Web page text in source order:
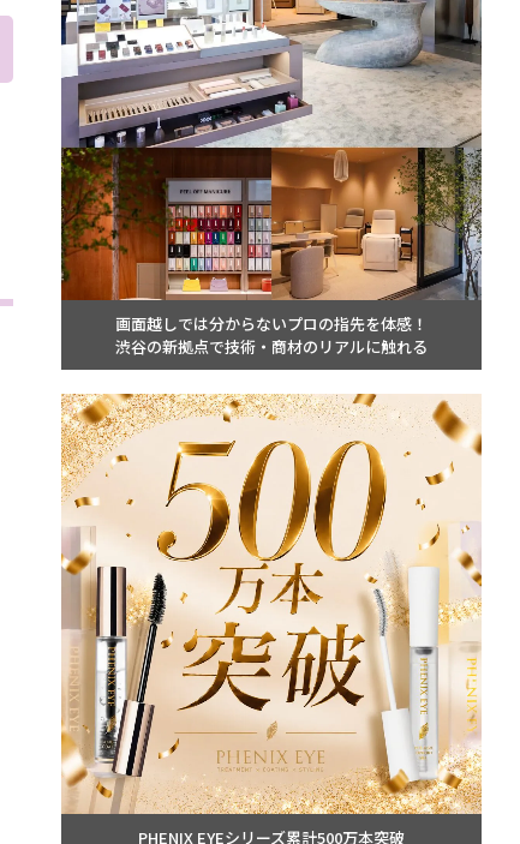
画面越しでは分からないプロの指先を体感！
渋谷の新拠点で技術・商材のリアルに触れる
PHENIX EYEシリーズ累計500万本突破